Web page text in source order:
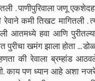
. पाणीपुरिवाला जणू
कमी तिखट मागितली .
आतमध्ये हवा आणि
खमंग झाला होता ...
की रेवाला ब्रम्हांड
काय पण ध्यान आहे अशा